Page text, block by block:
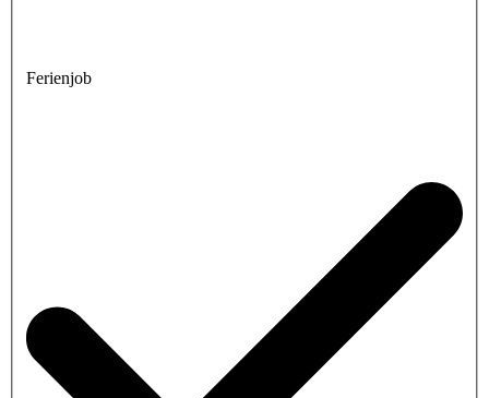
Ferienjob